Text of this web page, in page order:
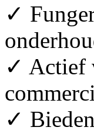
✓
✓ Actief
✓